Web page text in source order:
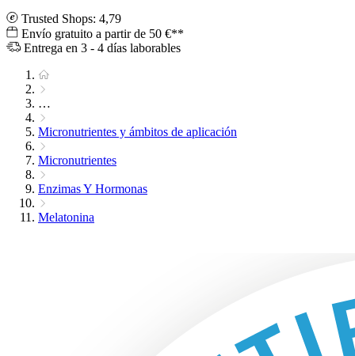
Trusted Shops: 4,79
Envío gratuito a partir de 50 €**
Entrega en 3 - 4 días laborables
…
Micronutrientes y ámbitos de aplicación
Micronutrientes
Enzimas Y Hormonas
Melatonina